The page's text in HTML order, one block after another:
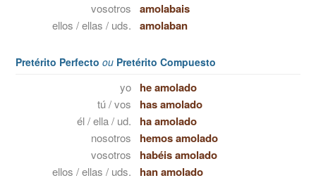
vosotros amolabais
ellos / ellas / uds. amolaban
Pretérito Perfecto ou Pretérito Compuesto
yo he amolado
tú / vos has amolado
él / ella / ud. ha amolado
nosotros hemos amolado
vosotros habéis amolado
ellos / ellas / uds. han amolado